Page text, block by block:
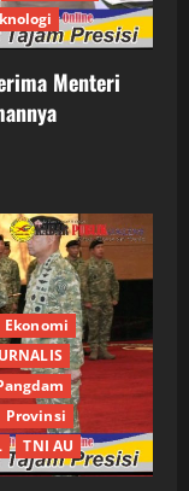
Menteri
Ekonomi
Provinsi
TNI AU